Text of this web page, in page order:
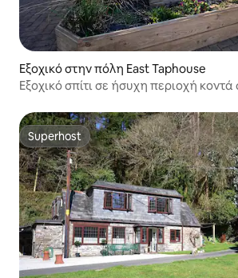
Εξοχικό στην πόλη East Taphouse
Εξοχικό σπίτι σε ήσυχη περιοχή
Superhost
Superhost